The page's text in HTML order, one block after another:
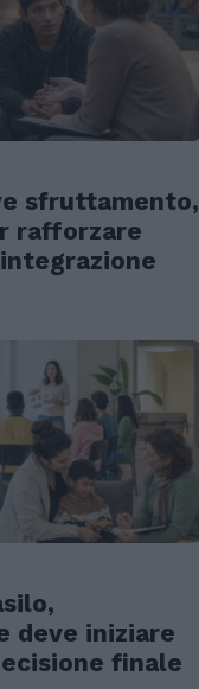
sfruttamento,
rafforzare
deve iniziare
finale